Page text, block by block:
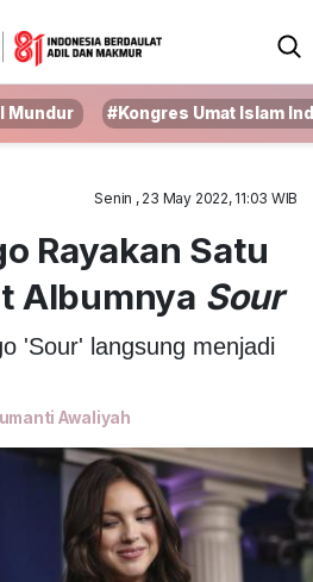
Mundur #Kongres Umat Islam
Senin , 23 May 2022, 11:03 WIB
Rayakan Satu
Albumnya Sour
'Sour' langsung menjadi
Awaliyah